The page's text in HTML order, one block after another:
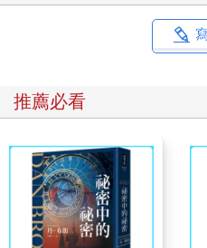
推薦必看